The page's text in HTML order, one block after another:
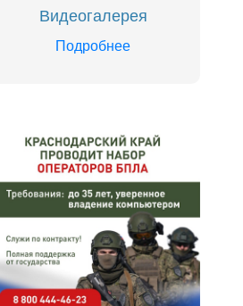
Видеогалерея
Подробнее